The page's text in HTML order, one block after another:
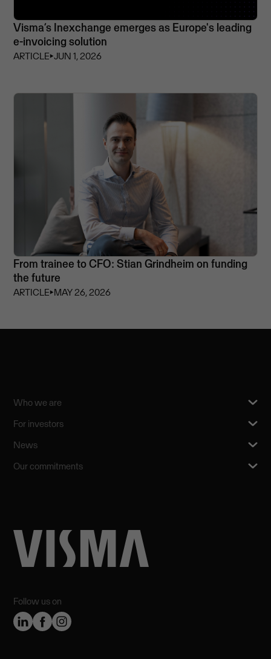
Visma’s Inexchange emerges as Europe's leading
e-invoicing solution
ARTICLE⏵JUN 1, 2026
From trainee to CFO: Stian Grindheim on funding
the future
ARTICLE⏵MAY 26, 2026
Follow us on
Who we are
For investors
News
Our commitments